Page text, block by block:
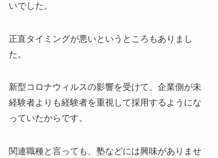
いでした。
正直タイミングが悪いというところもありまし
た。
新型コロナウィルスの影響を受けて、企業側が未
経験者よりも経験者を重視して採用するようにな
っていたからです。
関連職種と言っても、塾などには興味がありませ